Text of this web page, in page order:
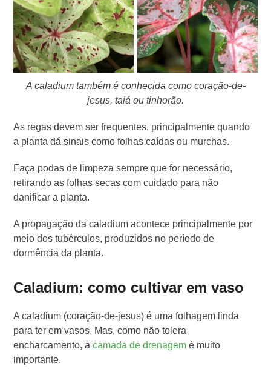
A caladium também é conhecida como coração-de-
jesus, taiá ou tinhorão.
As regas devem ser frequentes, principalmente quando
a planta dá sinais como folhas caídas ou murchas.
Faça podas de limpeza sempre que for necessário,
retirando as folhas secas com cuidado para não
danificar a planta.
A propagação da caladium acontece principalmente por
meio dos tubérculos, produzidos no período de
dormência da planta.
Caladium: como cultivar em vaso
A caladium (coração-de-jesus) é uma folhagem linda
para ter em vasos. Mas, como não tolera
encharcamento, acamada de drenagem é muito
importante.